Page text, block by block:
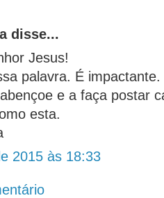
disse...
Jesus!
palavra. É impactante.
e a faça postar
esta.
2015 às 18:33